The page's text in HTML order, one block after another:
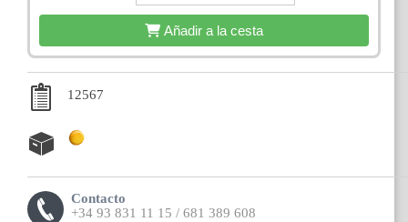
Añadir a la cesta
12567
Contacto
+34 93 831 11 15 / 681 389 608